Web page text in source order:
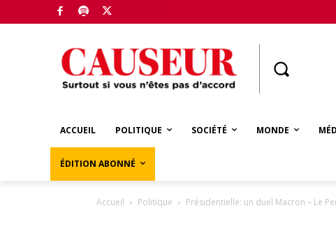
ACCUEIL POLITIQUE SOCIÉTÉ MONDE
ÉDITION ABONNÉ
Accueil Politique Présidentielle: un duel Macron – Le